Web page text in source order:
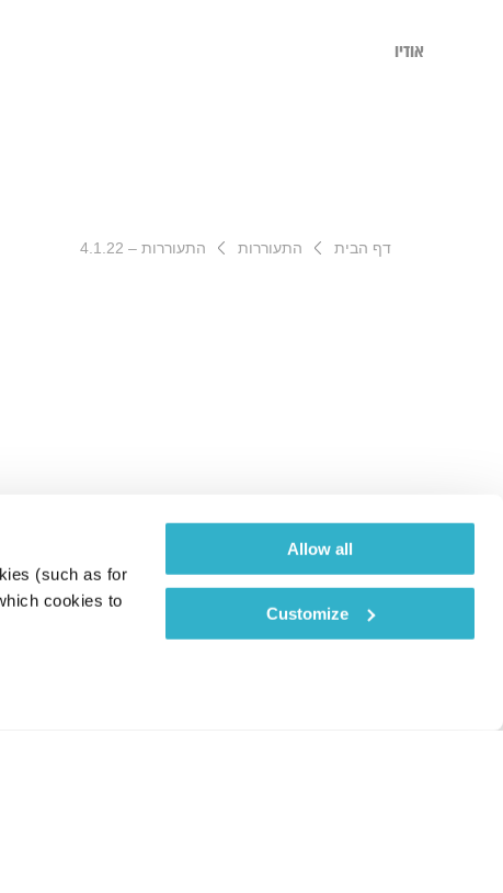
(such as for
cookies to
Allow all
Customize
אודיו
דף הבית התעוררות התעוררות – 4.1.22